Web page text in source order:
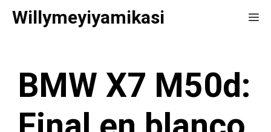
Saltar
Willymeyiyamikasi
BMW X7 M50d: